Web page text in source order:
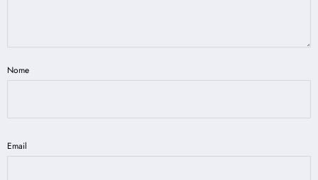
Nome
Email